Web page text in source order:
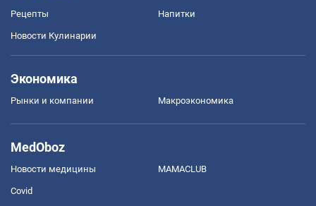
Рецепты Напитки
Новости Кулинарии
Экономика
Рынки и компании Mакроэкономика
MedOboz
Новости медицины MAMACLUB
Covid